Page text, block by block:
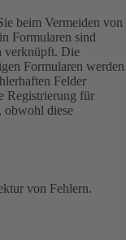
beim Vermeiden von
Formularen sind
verknüpft. Die
Formularen werden
Felder
Registrierung für
obwohl diese
von Fehlern.